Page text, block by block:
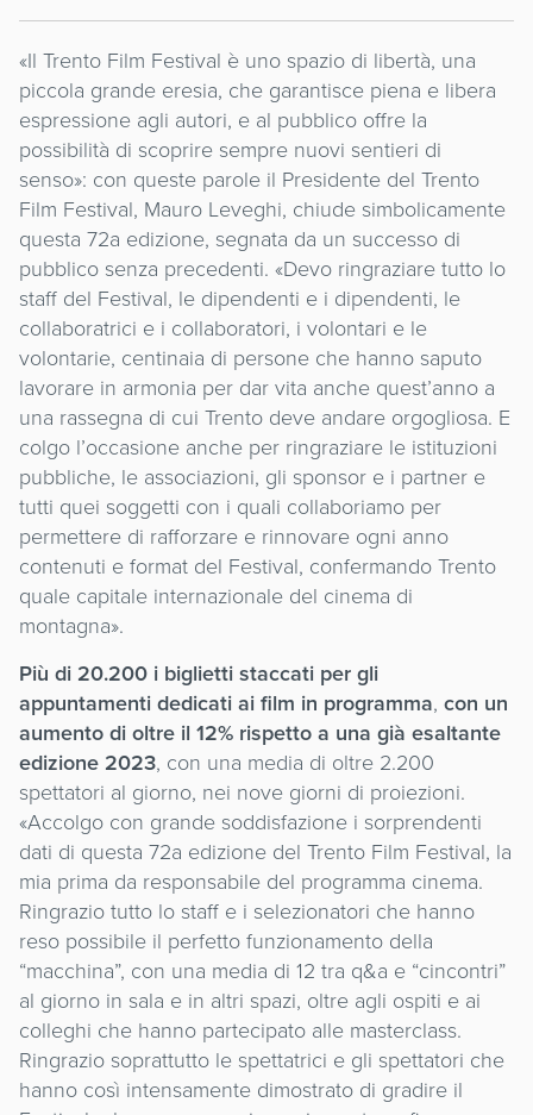
«Il Trento Film Festival è uno spazio di libertà, una
piccola grande eresia, che garantisce piena e libera
espressione agli autori, e al pubblico offre la
possibilità di scoprire sempre nuovi sentieri di
senso»: con queste parole il Presidente del Trento
Film Festival, Mauro Leveghi, chiude simbolicamente
questa 72a edizione, segnata da un successo di
pubblico senza precedenti. «Devo ringraziare tutto lo
staff del Festival, le dipendenti e i dipendenti, le
collaboratrici e i collaboratori, i volontari e le
volontarie, centinaia di persone che hanno saputo
lavorare in armonia per dar vita anche quest’anno a
una rassegna di cui Trento deve andare orgogliosa. E
colgo l’occasione anche per ringraziare le istituzioni
pubbliche, le associazioni, gli sponsor e i partner e
tutti quei soggetti con i quali collaboriamo per
permettere di rafforzare e rinnovare ogni anno
contenuti e format del Festival, confermando Trento
quale capitale internazionale del cinema di
montagna».
Più di 20.200 i biglietti staccati per gli
appuntamenti dedicati ai film in programma, con un
aumento di oltre il 12% rispetto a una già esaltante
edizione 2023, con una media di oltre 2.200
spettatori al giorno, nei nove giorni di proiezioni.
«Accolgo con grande soddisfazione i sorprendenti
dati di questa 72a edizione del Trento Film Festival, la
mia prima da responsabile del programma cinema.
Ringrazio tutto lo staff e i selezionatori che hanno
reso possibile il perfetto funzionamento della
“macchina”, con una media di 12 tra q&a e “cincontri”
al giorno in sala e in altri spazi, oltre agli ospiti e ai
colleghi che hanno partecipato alle masterclass.
Ringrazio soprattutto le spettatrici e gli spettatori che
hanno così intensamente dimostrato di gradire il